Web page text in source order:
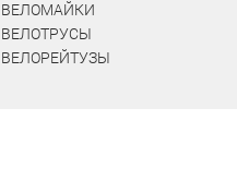
ВЕЛОМАЙКИ
ВЕЛОТРУСЫ
ВЕЛОРЕЙТУЗЫ